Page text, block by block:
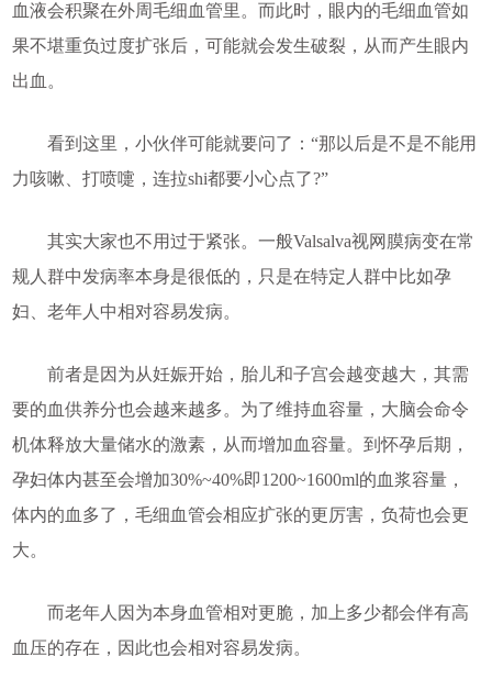
血液会积聚在外周毛细血管里。而此时，眼内的毛细血管如
果不堪重负过度扩张后，可能就会发生破裂，从而产生眼内
出血。
看到这里，小伙伴可能就要问了：“那以后是不是不能用
力咳嗽、打喷嚏，连拉shi都要小心点了?”
其实大家也不用过于紧张。一般Valsalva视网膜病变在常
规人群中发病率本身是很低的，只是在特定人群中比如孕
妇、老年人中相对容易发病。
前者是因为从妊娠开始，胎儿和子宫会越变越大，其需
要的血供养分也会越来越多。为了维持血容量，大脑会命令
机体释放大量储水的激素，从而增加血容量。到怀孕后期，
孕妇体内甚至会增加30%~40%即1200~1600ml的血浆容量，
体内的血多了，毛细血管会相应扩张的更厉害，负荷也会更
大。
而老年人因为本身血管相对更脆，加上多少都会伴有高
血压的存在，因此也会相对容易发病。